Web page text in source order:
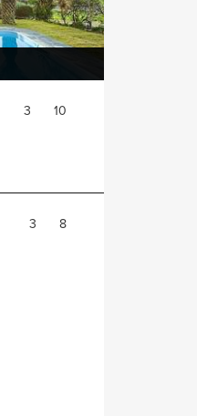
3 10
3 8